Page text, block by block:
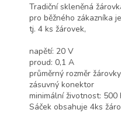
Tradiční skleněná
pro běžného zákazníka
tj. 4 ks žárovek,
napětí: 20 V
proud: 0,1 A
průměrný rozměr
zásuvný konektor
minimální životnost: 500
Sáček obsahuje 4ks